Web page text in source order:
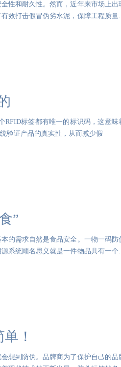
性和耐久性。然而，近年来市场上出
效打击假冒伪劣水泥，保障工程质量
RFID标签都有唯一的标识码，这意味
验证产品的真实性，从而减少假
”
的需求自然是食品安全。一物一码防
系统顾名思义就是一件物品具有一个
！
想到防伪。品牌商为了保护自己的品